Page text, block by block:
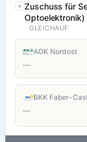
Zuschuss für
Optoelektronik)
GLEICHAUF
AOK Nordost
—
BKK Faber-
—